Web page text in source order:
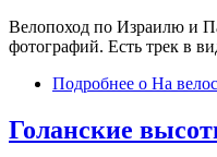
Велопоход по Израилю и
фотографий. Есть трек в
Подробнее о На
Голанские